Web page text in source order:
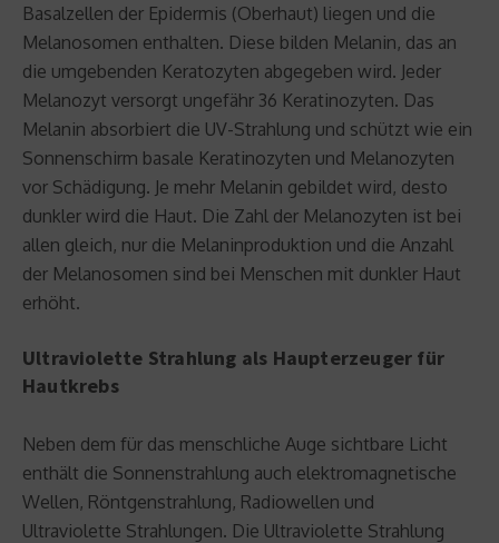
Basalzellen der Epidermis (Oberhaut) liegen und die
Melanosomen enthalten. Diese bilden Melanin, das an
die umgebenden Keratozyten abgegeben wird. Jeder
Melanozyt versorgt ungefähr 36 Keratinozyten. Das
Melanin absorbiert die UV-Strahlung und schützt wie ein
Sonnenschirm basale Keratinozyten und Melanozyten
vor Schädigung. Je mehr Melanin gebildet wird, desto
dunkler wird die Haut. Die Zahl der Melanozyten ist bei
allen gleich, nur die Melaninproduktion und die Anzahl
der Melanosomen sind bei Menschen mit dunkler Haut
erhöht.
Ultraviolette Strahlung als Haupterzeuger für
Hautkrebs
Neben dem für das menschliche Auge sichtbare Licht
enthält die Sonnenstrahlung auch elektromagnetische
Wellen, Röntgenstrahlung, Radiowellen und
Ultraviolette Strahlungen. Die Ultraviolette Strahlung